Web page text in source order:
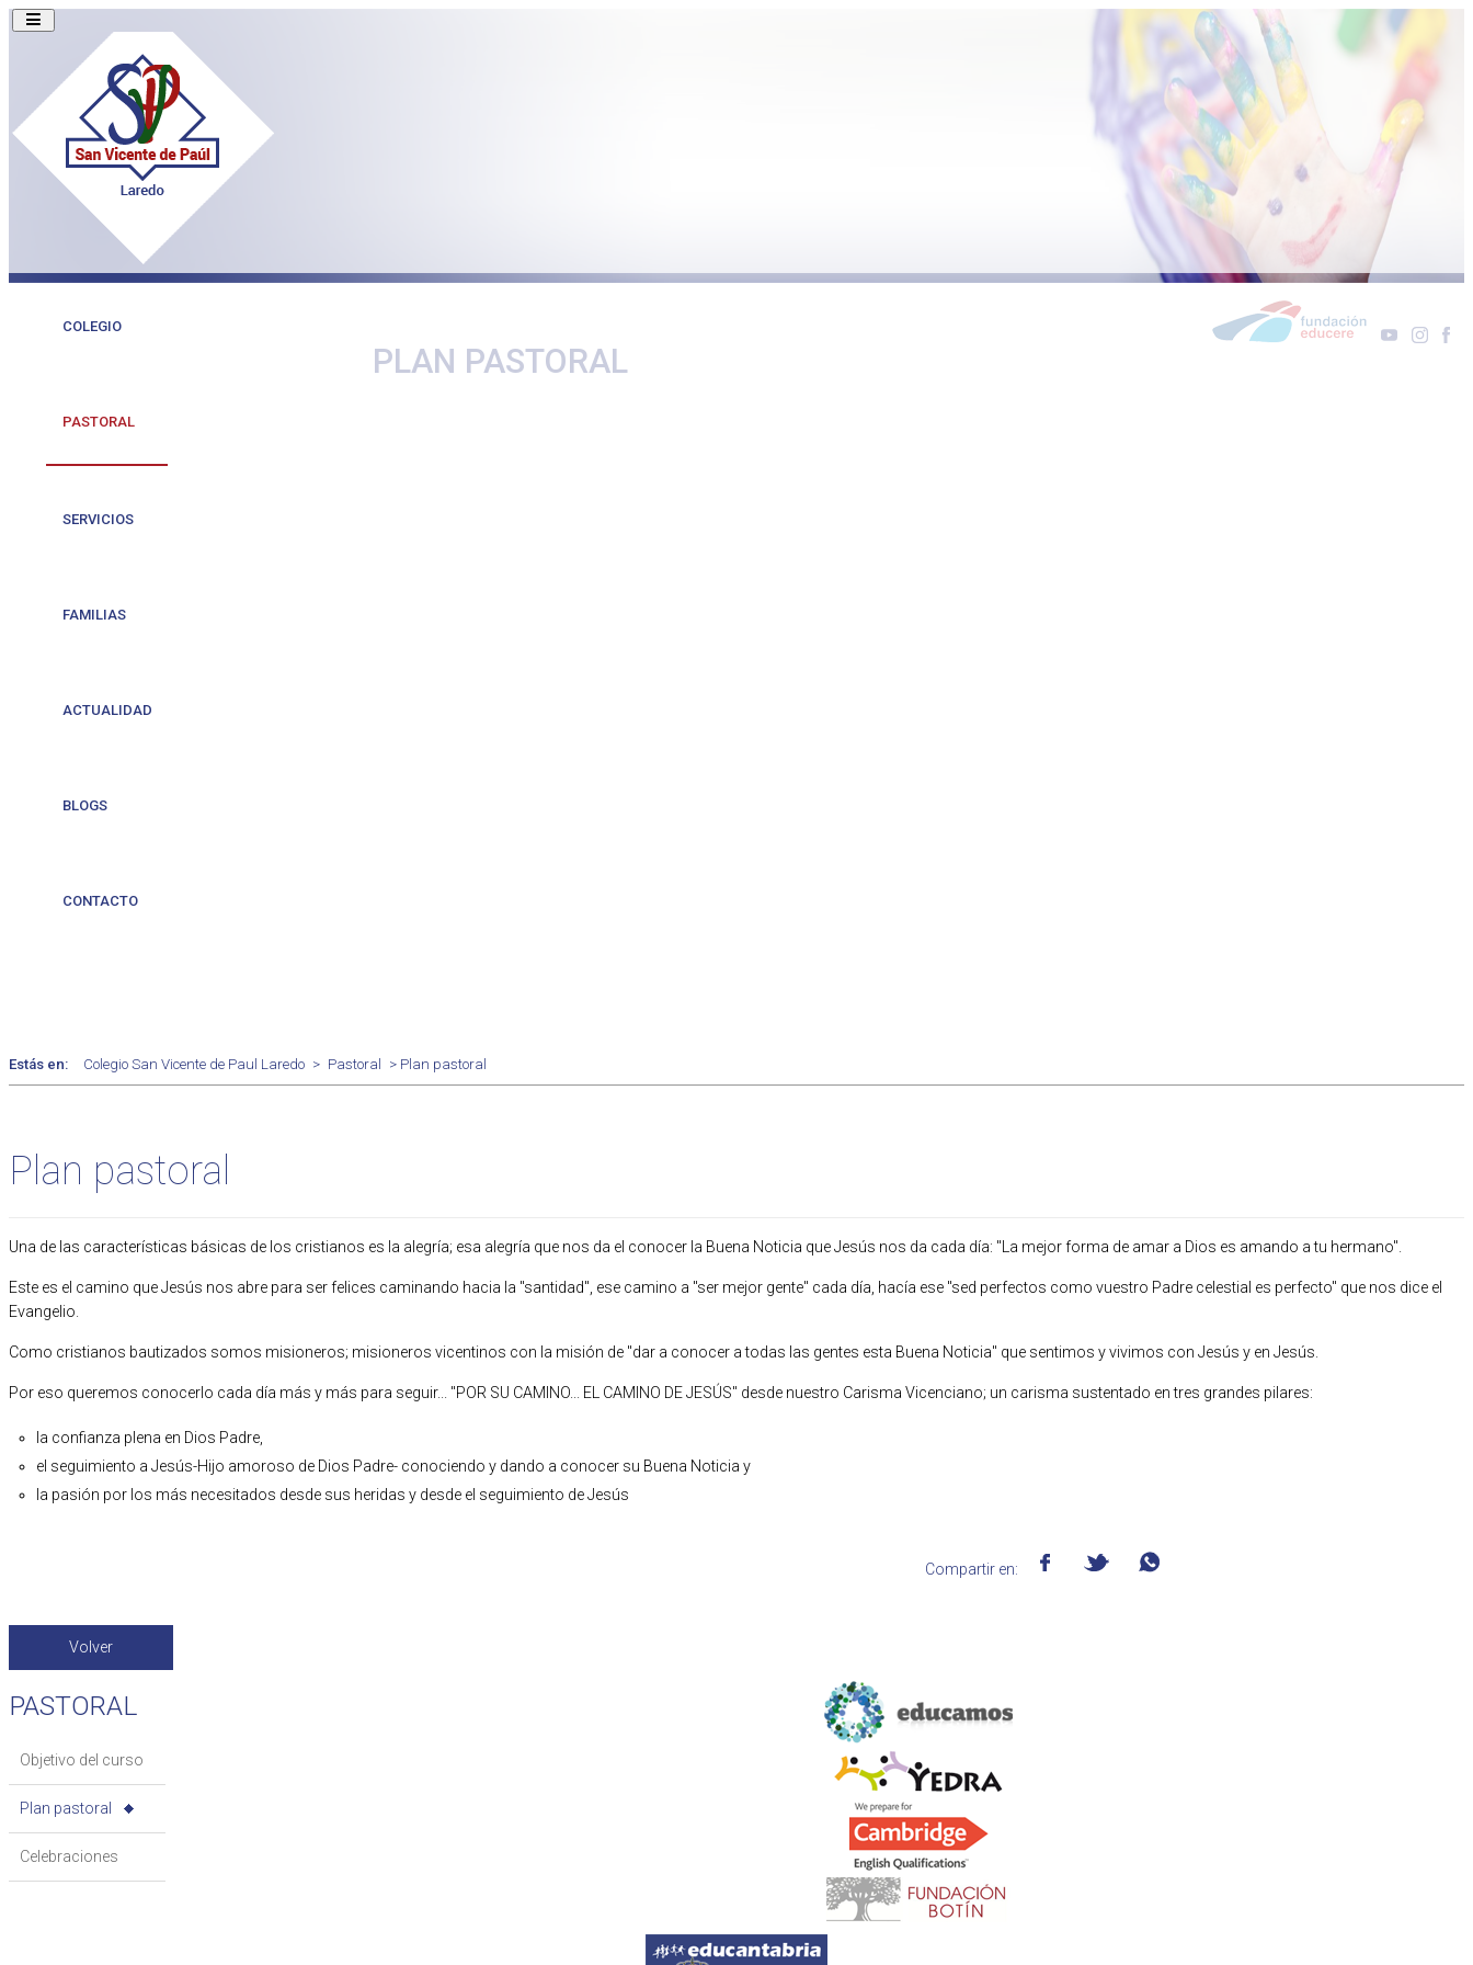
COLEGIO
PASTORAL
SERVICIOS
FAMILIAS
ACTUALIDAD
BLOGS
CONTACTO
PLAN PASTORAL
Estás en: Colegio San Vicente de Paul Laredo > Pastoral > Plan pastoral
Plan pastoral
Una de las características básicas de los cristianos es la alegría; esa alegría que nos da el conocer la Buena Noticia que Jesús nos da cada día: "La mejor forma de amar a Dios es amando a tu hermano".
Este es el camino que Jesús nos abre para ser felices caminando hacia la "santidad", ese camino a "ser mejor gente" cada día, hacía ese "sed perfectos como vuestro Padre celestial es perfecto" que nos dice el
Evangelio.
Como cristianos bautizados somos misioneros; misioneros vicentinos con la misión de "dar a conocer a todas las gentes esta Buena Noticia" que sentimos y vivimos con Jesús y en Jesús.
Por eso queremos conocerlo cada día más y más para seguir... "POR SU CAMINO... EL CAMINO DE JESÚS" desde nuestro Carisma Vicenciano; un carisma sustentado en tres grandes pilares:
la confianza plena en Dios Padre,
el seguimiento a Jesús-Hijo amoroso de Dios Padre- conociendo y dando a conocer su Buena Noticia y
la pasión por los más necesitados desde sus heridas y desde el seguimiento de Jesús
Compartir en:
Volver
PASTORAL
Objetivo del curso
Plan pastoral
Celebraciones